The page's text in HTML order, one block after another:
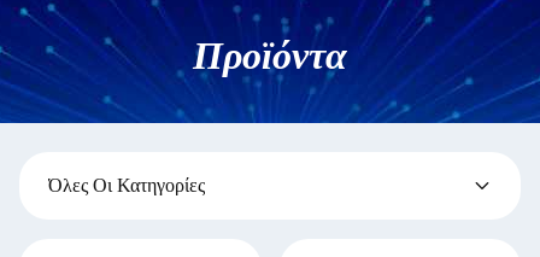
Προϊόντα
Όλες Οι Κατηγορίες